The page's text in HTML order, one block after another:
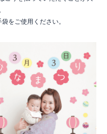
をご使用ください。